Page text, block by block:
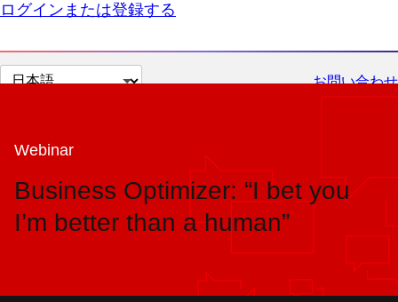
ログインまたは登録する
ペ
の
し
お問い合わせ
Webinar
Business Optimizer: “I bet you
I’m better than a human”